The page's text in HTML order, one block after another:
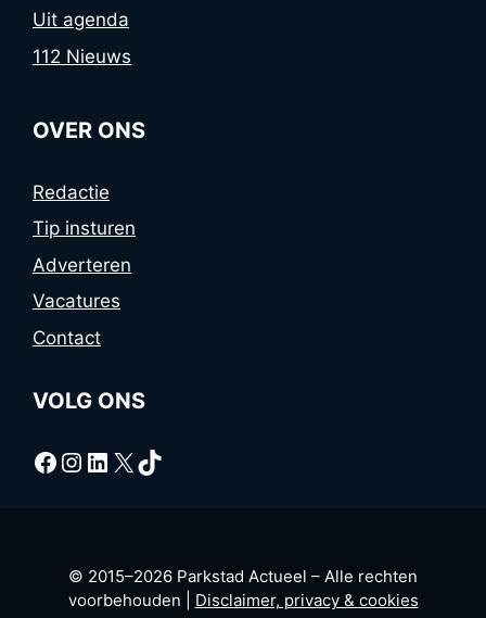
Uit agenda
112 Nieuws
OVER ONS
Redactie
Tip insturen
Adverteren
Vacatures
Contact
VOLG ONS
Facebook
Instagram
LinkedIn
X TikTok
© 2015–2026 Parkstad Actueel – Alle rechten
voorbehouden | Disclaimer, privacy & cookies